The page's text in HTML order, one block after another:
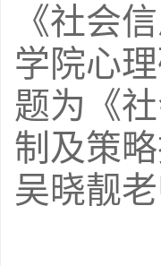
《社会
学院心
题为《
制及策
吴晓靓